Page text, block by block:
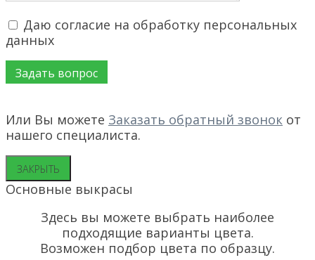
Даю согласие на обработку персональных
данных
Или Вы можете Заказать обратный звонок от
нашего специалиста.
ЗАКРЫТЬ
Основные выкрасы
Здесь вы можете выбрать наиболее
подходящие варианты цвета.
Возможен подбор цвета по образцу.